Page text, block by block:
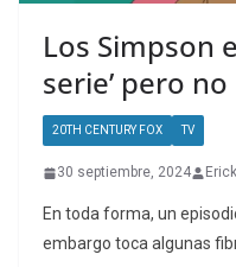
Los Simpson
serie’ pero
20TH CENTURY FOX TV
30 septiembre, 2024
En toda forma, un
embargo toca algunas